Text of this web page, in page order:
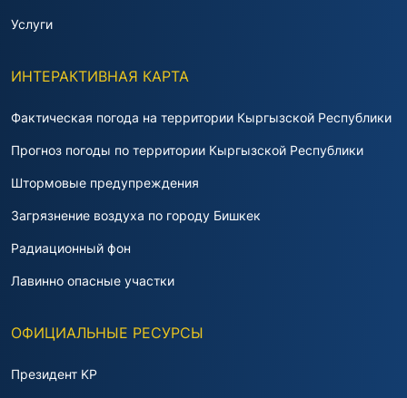
Услуги
ИНТЕРАКТИВНАЯ КАРТА
Фактическая погода на территории Кыргызской Республики
Прогноз погоды по территории Кыргызской Республики
Штормовые предупреждения
Загрязнение воздуха по городу Бишкек
Радиационный фон
Лавинно опасные участки
ОФИЦИАЛЬНЫЕ РЕСУРСЫ
Президент KP